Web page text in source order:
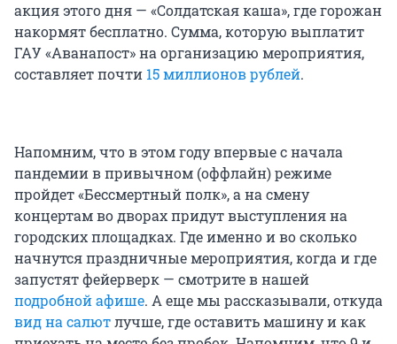
акция этого дня — «Солдатская каша», где горожан
накормят бесплатно. Сумма, которую выплатит
ГАУ «Аванапост» на организацию мероприятия,
составляет почти 15 миллионов рублей.
Напомним, что в этом году впервые с начала
пандемии в привычном (оффлайн) режиме
пройдет «Бессмертный полк», а на смену
концертам во дворах придут выступления на
городских площадках. Где именно и во сколько
начнутся праздничные мероприятия, когда и где
запустят фейерверк — смотрите в нашей
подробной афише. А еще мы рассказывали, откуда
вид на салютлучше, где оставить машину и как